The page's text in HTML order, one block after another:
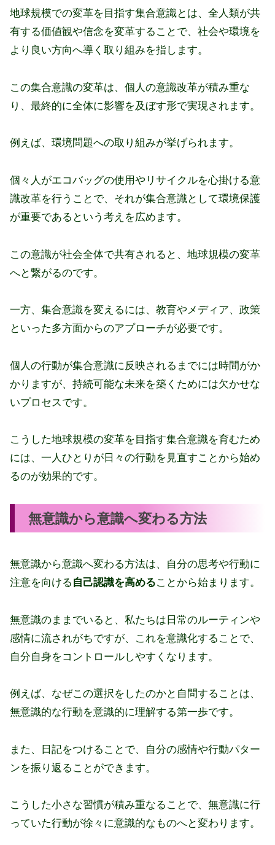
地球規模での変革を目指す集合意識とは、全人類が共
有する価値観や信念を変革することで、社会や環境を
より良い方向へ導く取り組みを指します。
この集合意識の変革は、個人の意識改革が積み重な
り、最終的に全体に影響を及ぼす形で実現されます。
例えば、環境問題への取り組みが挙げられます。
個々人がエコバッグの使用やリサイクルを心掛ける意
識改革を行うことで、それが集合意識として環境保護
が重要であるという考えを広めます。
この意識が社会全体で共有されると、地球規模の変革
へと繋がるのです。
一方、集合意識を変えるには、教育やメディア、政策
といった多方面からのアプローチが必要です。
個人の行動が集合意識に反映されるまでには時間がか
かりますが、持続可能な未来を築くためには欠かせな
いプロセスです。
こうした地球規模の変革を目指す集合意識を育むため
には、一人ひとりが日々の行動を見直すことから始め
るのが効果的です。
無意識から意識へ変わる方法
無意識から意識へ変わる方法は、自分の思考や行動に
注意を向ける 自己認識を高めることから始まります。
無意識のままでいると、私たちは日常のルーティンや
感情に流されがちですが、これを意識化することで、
自分自身をコントロールしやすくなります。
例えば、なぜこの選択をしたのかと自問することは、
無意識的な行動を意識的に理解する第一歩です。
また、日記をつけることで、自分の感情や行動パター
ンを振り返ることができます。
こうした小さな習慣が積み重なることで、無意識に行
っていた行動が徐々に意識的なものへと変わります。